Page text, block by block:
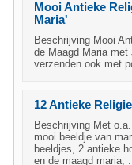
Mooi Antieke
Maria'
Beschrijving Mooi
de Maagd Maria
verzenden ook met
12 Antieke
Beschrijving Met
mooi beeldje van
beeldjes, 2 antieke
en de maagd maria,